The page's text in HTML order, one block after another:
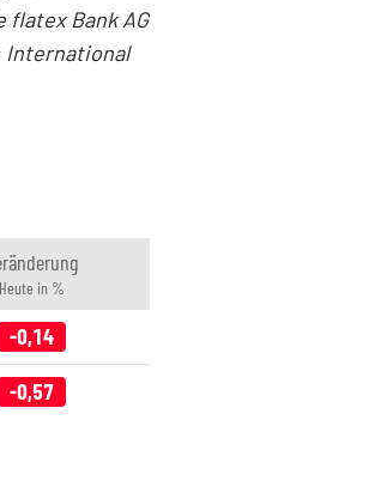
Bank AG
International
Heute in %
-0,14
-0,57